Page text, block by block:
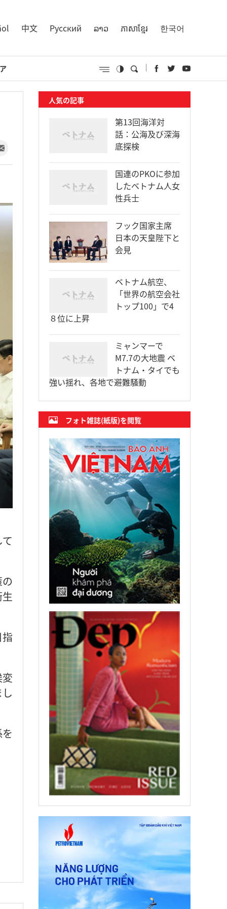
中文 Русский ລາວ ភាសាខ្មែរ 한국어
人気の記事
第13回海洋対
話：公海及び深海
底探検
国連のPKOに参加
したベトナム人女
性兵士
フック国家主席
日本の天皇陛下と
会見
ベトナム航空、
「世界の航空会社
トップ100」で4
８位に上昇
ミャンマーで
M7.7の大地震 ベ
トナム・タイでも
強い揺れ、各地で避難騒動
フォト雑誌(紙版)を閲覧